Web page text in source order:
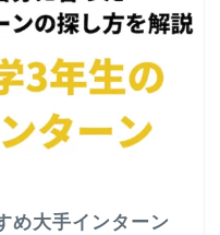
め大手インターン